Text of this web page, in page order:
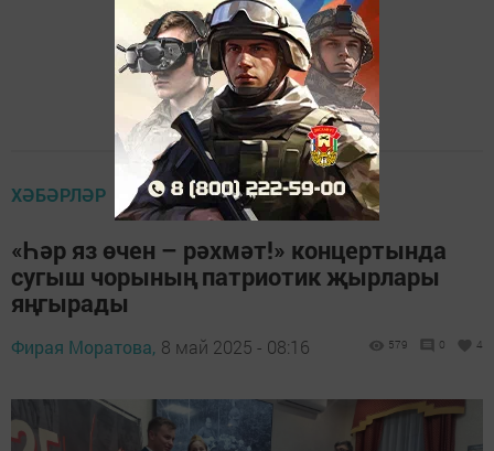
ХӘБӘРЛӘР
«Һәр яз өчен – рәхмәт!» концертында
сугыш чорының патриотик җырлары
яңгырады
Фирая Моратова, 8 май 2025 - 08:16 579 0 4